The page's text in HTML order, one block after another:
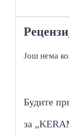
Још нема
Будите
за